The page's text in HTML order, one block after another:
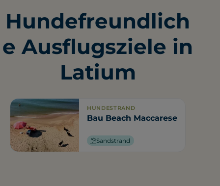
Hundefreundlich
e Ausflugsziele in
Latium
HUNDESTRAND
Bau Beach Maccarese
Sandstrand